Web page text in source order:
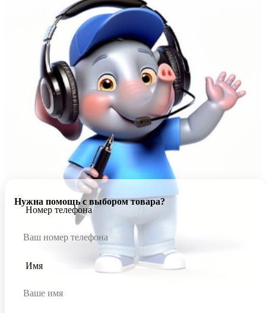
Нужна помощь с выбором товара?
Номер телефона
Имя